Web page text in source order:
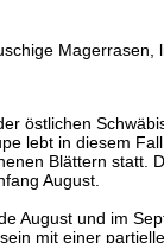
Magerrasen,
östlichen
lebt in diesem
Blättern statt.
August.
August und im
mit einer